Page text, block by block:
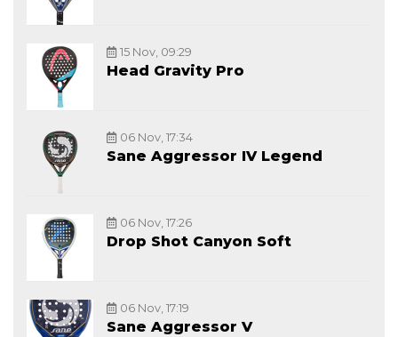
15 Nov, 09:29
Head Gravity Pro
06 Nov, 17:34
Sane Aggressor IV Legend
06 Nov, 17:26
Drop Shot Canyon Soft
06 Nov, 17:19
Sane Aggressor V